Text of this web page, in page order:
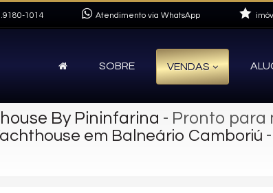
1014 Atendimento via WhatsApp
SOBRE VENDAS
By Pininfarina - Pronto para
em Balneário Camboriú -